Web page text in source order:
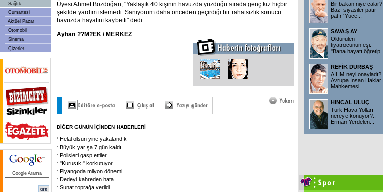
Sağlık
Cumartesi
Aktüel Pazar
Otomobil
Sinema
Çizerler
Google Arama
Üyesi Ahmet Bozdoğan, "Yaklaşık 40 kişinin havuzda yüzdüğü sırada genç kız hiçbir
şekilde yardım istemedi. Sanıyorum daha önceden geçirdiği bir rahatsızlık sonucu
havuzda hayatını kaybetti" dedi.
Ayhan ??M?EK / MERKEZ
DİĞER GÜNÜN İÇİNDEN HABERLERİ
Helal olsun yine yakalandık
Büyük yarışa 7 gün kaldı
Polisleri gasp ettiler
"Kurusıkı" korkutuyor
Piyangoda milyon dönemi
Dedeyi kahreden hata
Sunat toprağa verildi
Bir bakan niye çalar?
Bazı siyasiler patır
patır 'Yüce
SAVAŞ AY
Öldürülen
tiyatrocunun eşi:
"Bana hayatı öğretip
REFİK DURBAŞ
AİHM neyi onayladı?
Avrupa İnsan Hakları
Mahkemesi
HINCAL ULUÇ
Türk Hava Yolları
nereye konuyor?..
Erman Yerdelen